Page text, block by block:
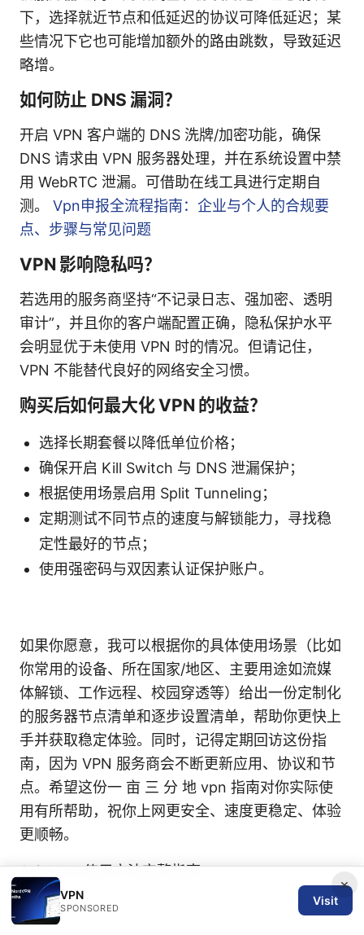
下，选择就近节点和低延迟的协议可降低延迟；某
些情况下它也可能增加额外的路由跳数，导致延迟
略增。
如何防止 DNS 漏洞？
开启 VPN 客户端的 DNS 洗牌/加密功能，确保
DNS 请求由 VPN 服务器处理，并在系统设置中禁
用 WebRTC 泄漏。可借助在线工具进行定期自
测。 Vpn申报全流程指南：企业与个人的合规要
点、步骤与常见问题
VPN 影响隐私吗？
若选用的服务商坚持“不记录日志、强加密、透明
审计”，并且你的客户端配置正确，隐私保护水平
会明显优于未使用 VPN 时的情况。但请记住，
VPN 不能替代良好的网络安全习惯。
购买后如何最大化 VPN 的收益？
选择长期套餐以降低单位价格；
确保开启 Kill Switch 与 DNS 泄漏保护；
根据使用场景启用 Split Tunneling；
定期测试不同节点的速度与解锁能力，寻找稳
定性最好的节点；
使用强密码与双因素认证保护账户。
如果你愿意，我可以根据你的具体使用场景（比如
你常用的设备、所在国家/地区、主要用途如流媒
体解锁、工作远程、校园穿透等）给出一份定制化
的服务器节点清单和逐步设置清单，帮助你更快上
手并获取稳定体验。同时，记得定期回访这份指
南，因为 VPN 服务商会不断更新应用、协议和节
点。希望这份一 亩 三 分 地 vpn 指南对你实际使
用有所帮助，祝你上网更安全、速度更稳定、体验
更顺畅。
Avira vpn使用方法完整指南
×
VPN
SPONSORED
Visit